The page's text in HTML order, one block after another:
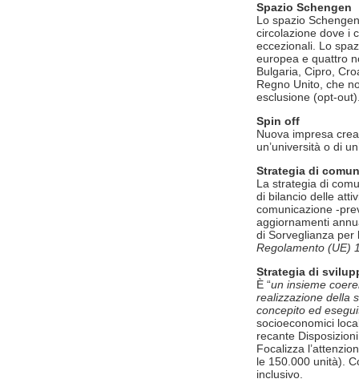
Spazio Schengen
Lo spazio
circolazione dove i
eccezionali. Lo
europea e quattro
Bulgaria, Cipro,
Regno Unito, che
esclusione (opt-
Spin off
Nuova impresa
un’università o di
Strategia di
La strategia di
di bilancio delle
comunicazione -
aggiornamenti
di Sorveglianza per
Regolamento (UE)
Strategia di
È “un insieme
realizzazione della
concepito ed
socioeconomici
recante
Focalizza
le 150.000 unità).
inclusivo.